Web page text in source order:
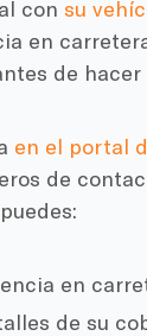
con su
en
de
en el portal
de
en
de su